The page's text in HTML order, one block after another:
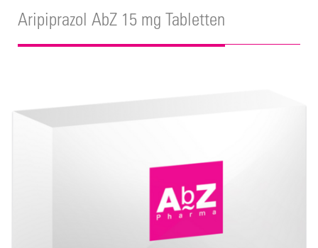
Aripiprazol AbZ 15 mg Tabletten